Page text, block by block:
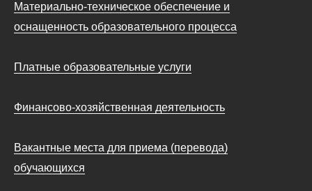
Материально-техническое обеспечение и
оснащенность образовательного процесса
Платные образовательные услуги
Финансово-хозяйственная деятельность
Вакантные места для приема (перевода)
обучающихся